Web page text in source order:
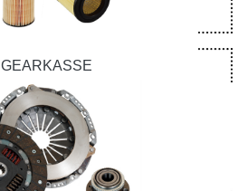
GEARKASSE